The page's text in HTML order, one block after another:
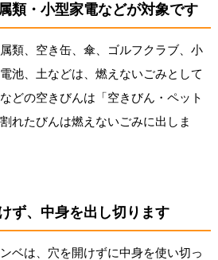
類・小型家電などが対象です
類、空き缶、傘、ゴルフクラブ、小
池、土などは、燃えないごみとして
どの空きびんは「空きびん・ペット
れたびんは燃えないごみに出しま
ず、中身を出し切ります
ベは、穴を開けずに中身を使い切っ